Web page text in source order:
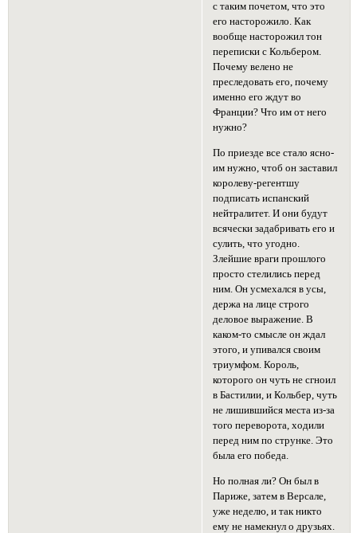
с таким почетом, что это
его насторожило. Как
вообще насторожил тон
переписки с Кольбером.
Почему велено не
преследовать его, почему
именно его ждут во
Франции? Что им от него
нужно?
По приезде все стало ясно-
им нужно, чтоб он заставил
королеву-регентшу
подписать испанский
нейтралитет. И они будут
всячески задабривать его и
сулить, что угодно.
Злейшие враги прошлого
просто стелились перед
ним. Он усмехался в усы,
держа на лице строго
деловое выражение. В
каком-то смысле он ждал
этого, и упивался своим
триумфом. Король,
которого он чуть не сгноил
в Бастилии, и Кольбер, чуть
не лишившийся места из-за
того переворота, ходили
перед ним по струнке. Это
была его победа.
Но полная ли? Он был в
Париже, затем в Версале,
уже неделю, и так никто
ему не намекнул о друзьях.